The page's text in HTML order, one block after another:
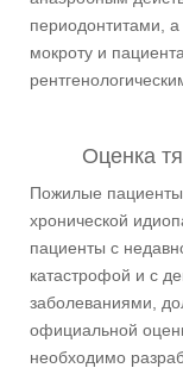
периодонтитами,
мокроту и
Оценка
Пожилые
хронической
пациенты с
катастрофой и с
заболеваниями,
официальной
необходимо